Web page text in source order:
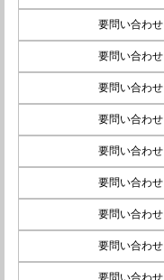
要問い合わせ
要問い合わせ
要問い合わせ
要問い合わせ
要問い合わせ
要問い合わせ
要問い合わせ
要問い合わせ
要問い合わせ